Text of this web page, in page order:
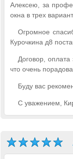
Алексею, за
окна в трех
Огромное
Курочкина д8
Договор,
что очень
Буду вас
С уважением,